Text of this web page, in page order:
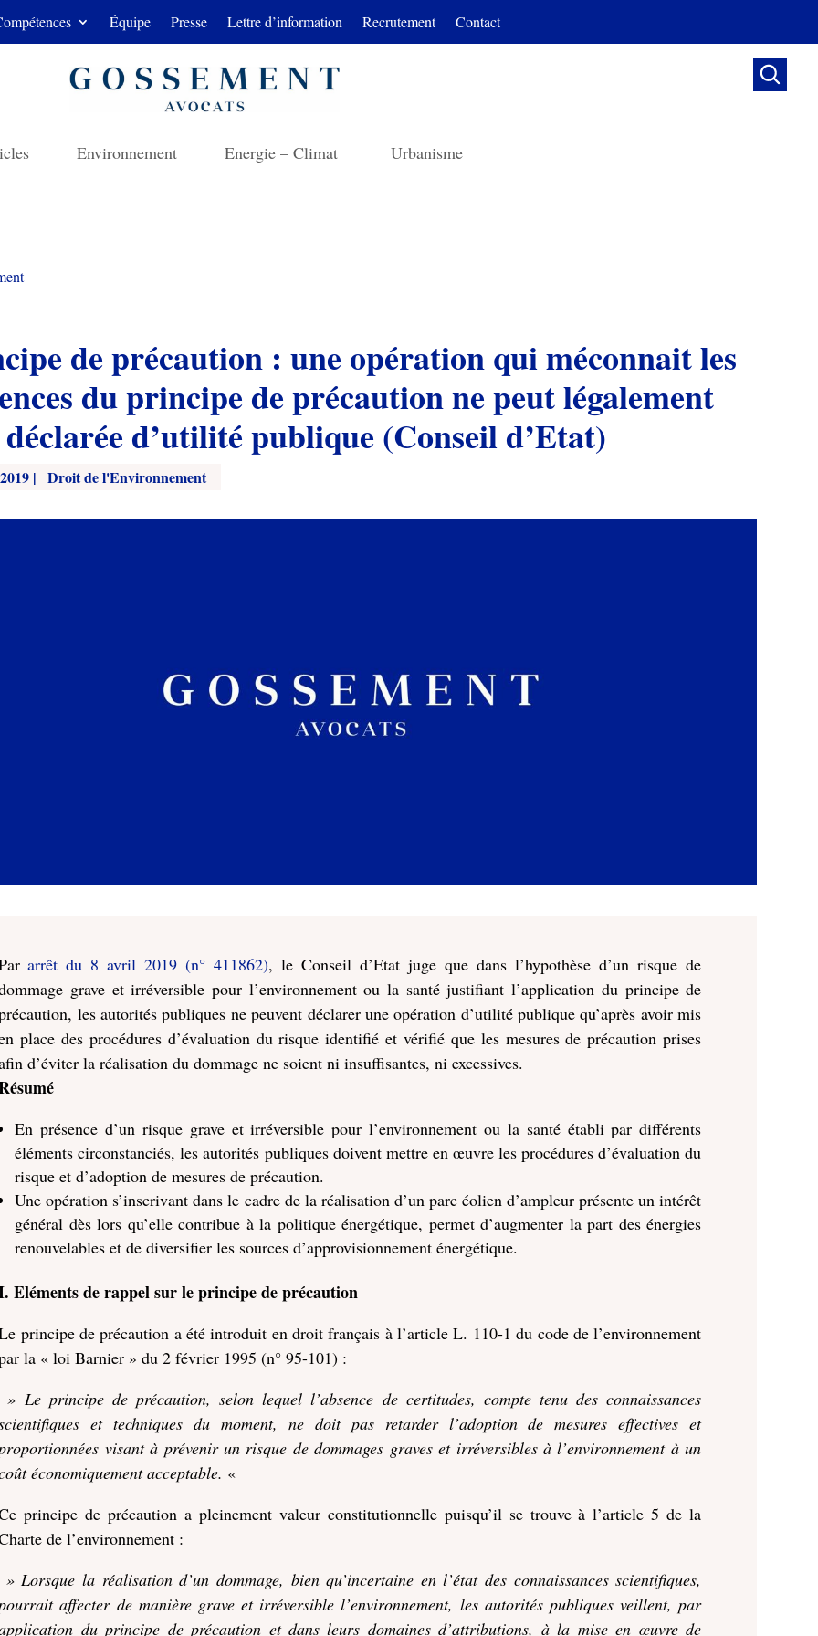
Équipe Presse Lettre d’information Recrutement Contact

Environnement Energie – Climat Urbanisme
de précaution : une opération qui méconnait les
du principe de précaution ne peut légalement
d’utilité publique (Conseil d’Etat)
| Droit de l'Environnement
arrêt du 8 avril 2019 (n° 411862), le Conseil d’Etat juge que dans l’hypothèse d’un risque de
grave et irréversible pour l’environnement ou la santé justifiant l’application du principe de
les autorités publiques ne peuvent déclarer une opération d’utilité publique qu’après avoir mis
place des procédures d’évaluation du risque identifié et vérifié que les mesures de précaution prises
d’éviter la réalisation du dommage ne soient ni insuffisantes, ni excessives.
En présence d’un risque grave et irréversible pour l’environnement ou la santé établi par différents
éléments circonstanciés, les autorités publiques doivent mettre en œuvre les procédures d’évaluation du
risque et d’adoption de mesures de précaution.
Une opération s’inscrivant dans le cadre de la réalisation d’un parc éolien d’ampleur présente un intérêt
général dès lors qu’elle contribue à la politique énergétique, permet d’augmenter la part des énergies
renouvelables et de diversifier les sources d’approvisionnement énergétique.
Eléments de rappel sur le principe de précaution
principe de précaution a été introduit en droit français à l’article L. 110-1 du code de l’environnement
la « loi Barnier » du 2 février 1995 (n° 95-101) :
Le principe de précaution, selon lequel l’absence de certitudes, compte tenu des connaissances
et techniques du moment, ne doit pas retarder l’adoption de mesures effectives et
visant à prévenir un risque de dommages graves et irréversibles à l’environnement à un
économiquement acceptable. «
principe de précaution a pleinement valeur constitutionnelle puisqu’il se trouve à l’article 5 de la
de l’environnement :
Lorsque la réalisation d’un dommage, bien qu’incertaine en l’état des connaissances scientifiques,
affecter de manière grave et irréversible l’environnement, les autorités publiques veillent, par
du principe de précaution et dans leurs domaines d’attributions, à la mise en œuvre de